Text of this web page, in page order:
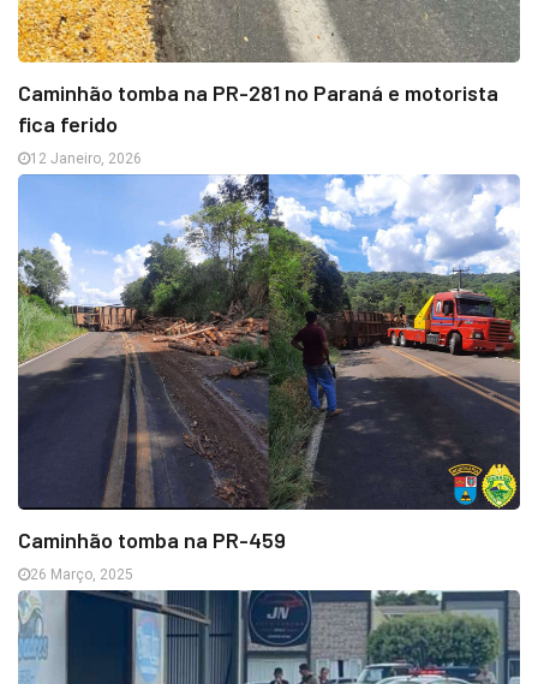
Caminhão tomba na PR-281 no Paraná e motorista
fica ferido
12 Janeiro, 2026
Caminhão tomba na PR-459
26 Março, 2025